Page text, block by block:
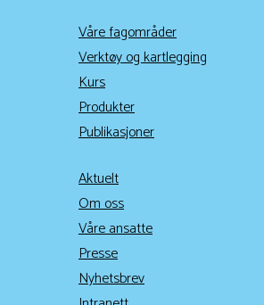
Våre fagområder
Verktøy og kartlegging
Kurs
Produkter
Publikasjoner
Aktuelt
Om oss
Våre ansatte
Presse
Nyhetsbrev